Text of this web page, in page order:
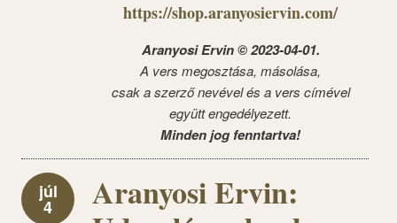
https://shop.aranyosiervin.com/
Aranyosi Ervin © 2023-04-01.
A vers megosztása, másolása,
csak a szerző nevével és a vers címével
együtt engedélyezett.
Minden jog fenntartva!
júl
4
Aranyosi Ervin: